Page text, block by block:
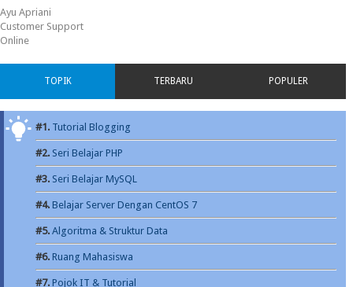
Ayu Apriani
Customer Support
Online
TOPIK TERBARU POPULER
#1. Tutorial Blogging
#2. Seri Belajar PHP
#3. Seri Belajar MySQL
#4. Belajar Server Dengan CentOS 7
#5. Algoritma & Struktur Data
#6. Ruang Mahasiswa
#7. Pojok IT & Tutorial